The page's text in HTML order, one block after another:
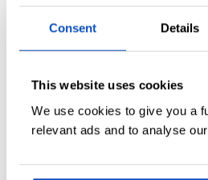
Consent Details
This website uses cookies
We use cookies to give you a
relevant ads and to analyse
BRITISK STJERNESKUDD
Kåret til en av
unge forfattere: –
hvilke deler som fikk